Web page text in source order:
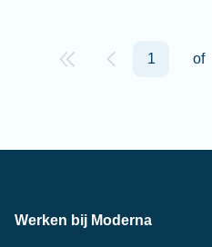
1 of
Werken bij Moderna